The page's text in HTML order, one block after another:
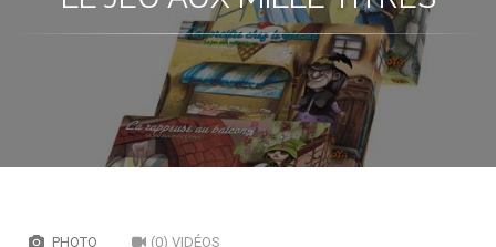
PHOTO (0) VIDÉOS